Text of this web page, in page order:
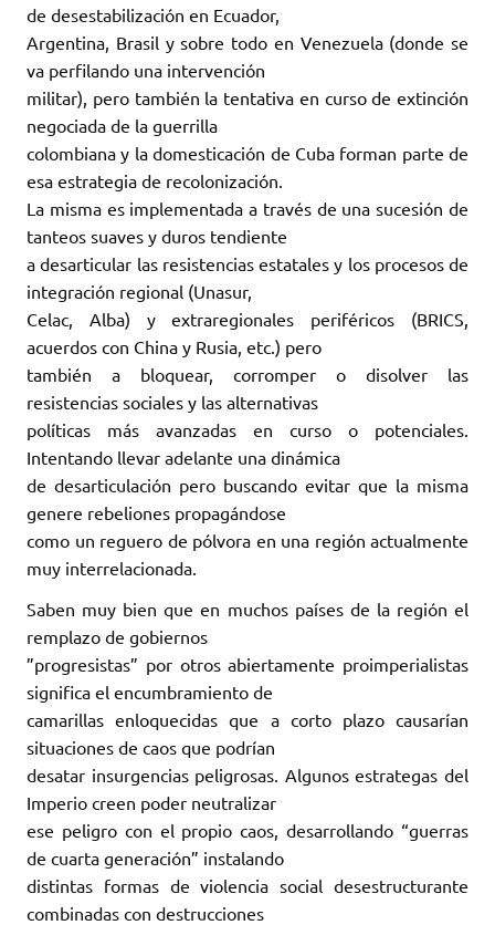
de desestabilización en Ecuador,
Argentina, Brasil y sobre todo en Venezuela (donde se
va perfilando una intervención
militar), pero también la tentativa en curso de extinción
negociada de la guerrilla
colombiana y la domesticación de Cuba forman parte de
esa estrategia de recolonización.
La misma es implementada a través de una sucesión de
tanteos suaves y duros tendiente
a desarticular las resistencias estatales y los procesos de
integración regional (Unasur,
Celac, Alba) y extraregionales periféricos (BRICS,
acuerdos con China y Rusia, etc.) pero
también a bloquear, corromper o disolver las
resistencias sociales y las alternativas
políticas más avanzadas en curso o potenciales.
Intentando llevar adelante una dinámica
de desarticulación pero buscando evitar que la misma
genere rebeliones propagándose
como un reguero de pólvora en una región actualmente
muy interrelacionada.
Saben muy bien que en muchos países de la región el
remplazo de gobiernos
”progresistas” por otros abiertamente proimperialistas
significa el encumbramiento de
camarillas enloquecidas que a corto plazo causarían
situaciones de caos que podrían
desatar insurgencias peligrosas. Algunos estrategas del
Imperio creen poder neutralizar
ese peligro con el propio caos, desarrollando “guerras
de cuarta generación” instalando
distintas formas de violencia social desestructurante
combinadas con destrucciones